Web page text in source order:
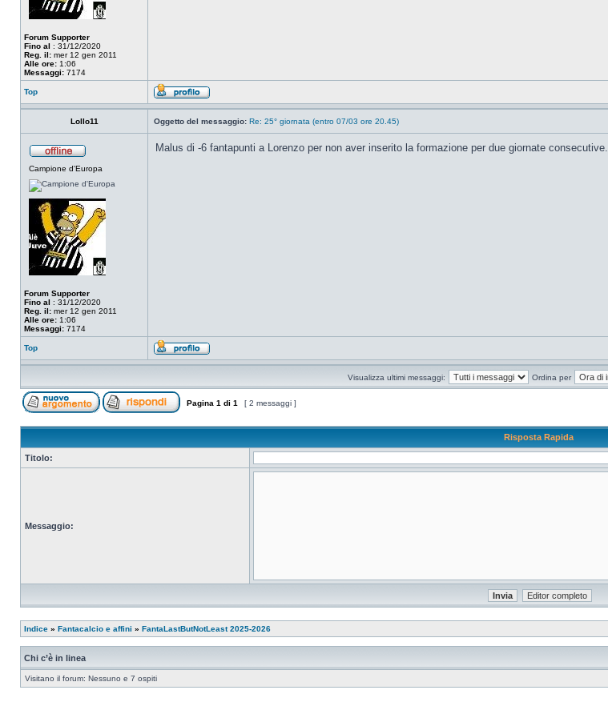
Forum Supporter
Fino al : 31/12/2020
Reg. il: mer 12 gen 2011
Alle ore: 1:06
Messaggi: 7174
Top
Lollo11 Oggetto del messaggio: Re: 25° giornata (entro 07/03 ore 20.45)
Campione d'Europa
Forum Supporter
Fino al : 31/12/2020
Reg. il: mer 12 gen 2011
Alle ore: 1:06
Messaggi: 7174
Malus di -6 fantapunti a Lorenzo per non aver inserito la formazione per due giornate consecutive.
Top
Visualizza ultimi messaggi: Ordina per
Pagina 1 di 1 [ 2 messaggi ]
Risposta Rapida
Titolo:
Messaggio:
Indice » Fantacalcio e affini » FantaLastButNotLeast 2025-2026
Chi c’è in linea
Visitano il forum: Nessuno e 7 ospiti